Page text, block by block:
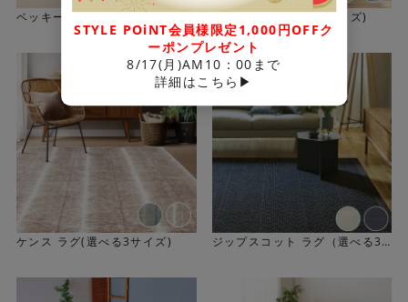
【裏面不織布】
裏面にフェルト状の不織布を使用している為、床にもやさ
しくお使いいただけます。
【お掃除がカンタン】
一本の繊維が長い「長繊維」を使用しているため、遊び毛
がでにくくお掃除がカンタンです。
ベッキー ラグ（選べる3サイ
マアム ラグ(選べる3サイズ)
ケンス ラグ(選べる3サイズ)
ジップスコット ラグ（選べる3
STYLE POiNT会員様限定1,000円OFFク
ーポンプレゼント
8/17(月)AM10：00まで
詳細はこちら▶